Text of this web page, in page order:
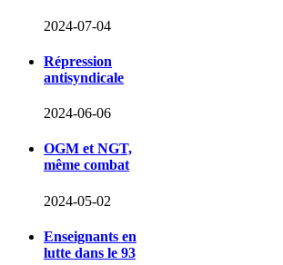
2024-07-04
Répression
antisyndicale
2024-06-06
OGM et NGT,
même combat
2024-05-02
Enseignants en
lutte dans le 93